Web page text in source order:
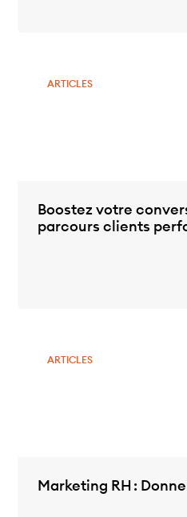
ARTICLES
Boostez votre
parcours clients
ARTICLES
Marketing RH :